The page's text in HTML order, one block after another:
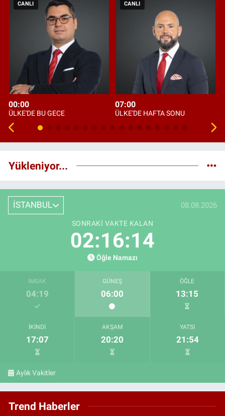
CANLI
00:00
ÜLKE'DE BU GECE
CANLI
07:00
ÜLKE'DE HAFTA SONU
Yükleniyor...
İSTANBUL 08.08.2026
SONRAKI VAKTE KALAN
02:16:13
Öğle Namazı
İMSAK
04:19
GÜNEŞ
06:00
ÖĞLE
13:15
İKINDI
17:07
AKŞAM
20:20
YATSI
21:54
Aylık Vakitler
Trend Haberler